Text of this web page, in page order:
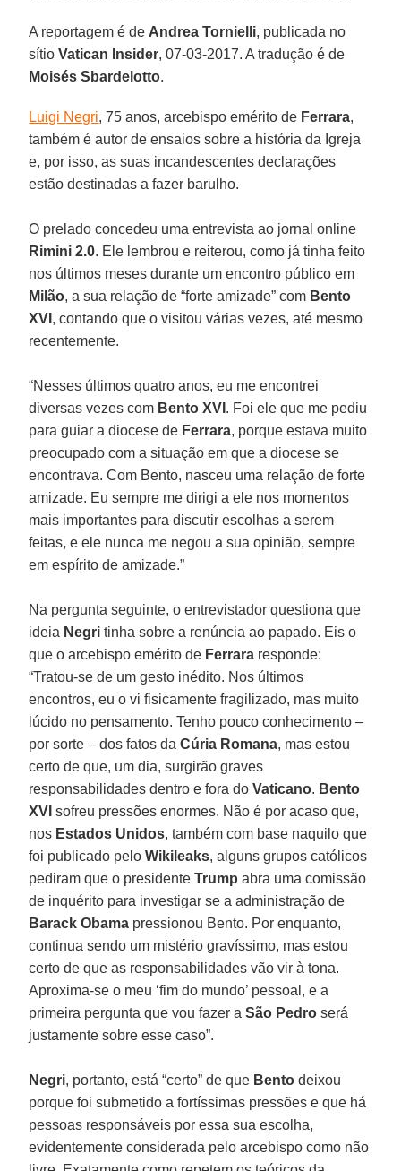
A reportagem é de Andrea Tornielli, publicada no
sítioVatican Insider, 07-03-2017. A tradução é de
Moisés Sbardelotto.
Luigi Negri, 75 anos, arcebispo emérito de Ferrara,
também é autor de ensaios sobre a história da Igreja
e, por isso, as suas incandescentes declarações
estão destinadas a fazer barulho.
O prelado concedeu uma entrevista ao jornal online
Rimini 2.0. Ele lembrou e reiterou, como já tinha feito
nos últimos meses durante um encontro público em
Milão, a sua relação de “forte amizade” com Bento
XVI , contando que o visitou várias vezes, até mesmo
recentemente.
“Nesses últimos quatro anos, eu me encontrei
diversas vezes com Bento XVI . Foi ele que me pediu
para guiar a diocese de Ferrara, porque estava muito
preocupado com a situação em que a diocese se
encontrava. Com Bento, nasceu uma relação de forte
amizade. Eu sempre me dirigi a ele nos momentos
mais importantes para discutir escolhas a serem
feitas, e ele nunca me negou a sua opinião, sempre
em espírito de amizade.”
Na pergunta seguinte, o entrevistador questiona que
ideia Negri tinha sobre a renúncia ao papado. Eis o
que o arcebispo emérito de Ferrara responde:
“Tratou-se de um gesto inédito. Nos últimos
encontros, eu o vi fisicamente fragilizado, mas muito
lúcido no pensamento. Tenho pouco conhecimento –
por sorte – dos fatos daCúria Romana, mas estou
certo de que, um dia, surgirão graves
responsabilidades dentro e fora doVaticano. Bento
XVI sofreu pressões enormes. Não é por acaso que,
nos Estados Unidos, também com base naquilo que
foi publicado peloWikileaks, alguns grupos católicos
pediram que o presidenteTrump abra uma comissão
de inquérito para investigar se a administração de
Barack Obama pressionou Bento. Por enquanto,
continua sendo um mistério gravíssimo, mas estou
certo de que as responsabilidades vão vir à tona.
Aproxima-se o meu ‘fim do mundo’ pessoal, e a
primeira pergunta que vou fazer aSão Pedro será
justamente sobre esse caso”.
Negri, portanto, está “certo” de que Bento deixou
porque foi submetido a fortíssimas pressões e que há
pessoas responsáveis por essa sua escolha,
evidentemente considerada pelo arcebispo como não